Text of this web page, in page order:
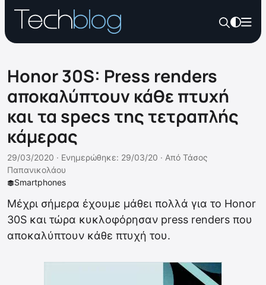
Honor 30S: Press renders
αποκαλύπτουν κάθε πτυχή
και τα specs της τετραπλής
κάμερας
Smartphones
29/03/2020 · Ενημερώθηκε: 29/03/20 · Από Τάσος
Παπανικολάου
Μέχρι σήμερα έχουμε μάθει πολλά για το Honor
30S και τώρα κυκλοφόρησαν press renders που
αποκαλύπτουν κάθε πτυχή του.